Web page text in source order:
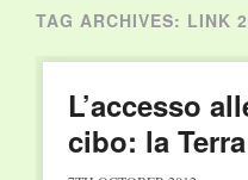
TAG ARCHIVES: LINK
L’accesso
cibo: la